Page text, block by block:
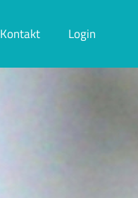
Kontakt Login